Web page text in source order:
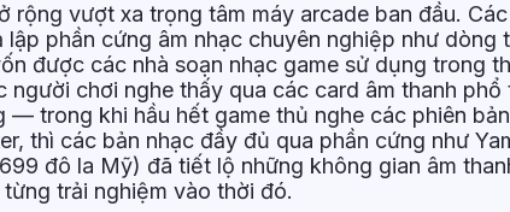
rộng vượt xa trọng tâm máy arcade ban đầu.
phần cứng âm nhạc chuyên nghiệp như dòng
được các nhà soạn nhạc game sử dụng trong
người chơi nghe thấy qua các card âm thanh phổ
— trong khi hầu hết game thủ nghe các phiên
thì các bản nhạc đầy đủ qua phần cứng như
đô la Mỹ) đã tiết lộ những không gian âm
trải nghiệm vào thời đó.